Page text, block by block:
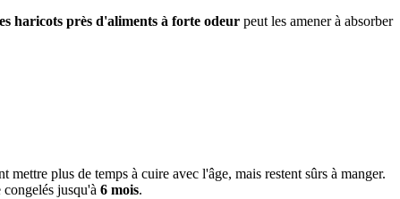
haricots près d'aliments à forte odeur peut les amener à absorber
plus de temps à cuire avec l'âge, mais restent sûrs à manger.
jusqu'à 6 mois.